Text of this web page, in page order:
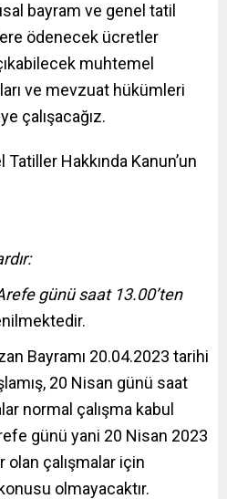
bayram ve genel tatil
ödenecek ücretler
muhtemel
ve mevzuat hükümleri
çalışacağız.
Hakkında Kanun’un
günü saat 13.00’ten
Bayramı 20.04.2023 tarihi
20 Nisan günü saat
normal çalışma kabul
günü yani 20 Nisan 2023
olan çalışmalar için
olmayacaktır.